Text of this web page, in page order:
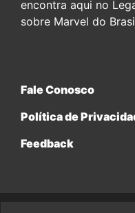
encontra aqui no
sobre Marvel do
Fale Conosco
Política de
Feedback